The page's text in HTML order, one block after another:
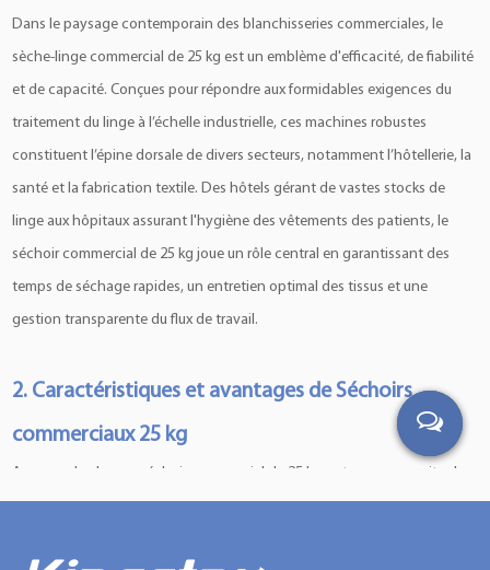
Dans le paysage contemporain des blanchisseries commerciales, le
sèche-linge commercial de 25 kg est un emblème d'efficacité, de fiabilité
et de capacité. Conçues pour répondre aux formidables exigences du
traitement du linge à l’échelle industrielle, ces machines robustes
constituent l’épine dorsale de divers secteurs, notamment l’hôtellerie, la
santé et la fabrication textile. Des hôtels gérant de vastes stocks de
linge aux hôpitaux assurant l'hygiène des vêtements des patients, le
séchoir commercial de 25 kg joue un rôle central en garantissant des
temps de séchage rapides, un entretien optimal des tissus et une
gestion transparente du flux de travail.
2. Caractéristiques et avantages deSéchoirs
commerciaux 25 kg
Au cœur de chaque séchoir commercial de 25 kg se trouve une suite de
fonctionnalités avancées méticuleusement conçues pour offrir des